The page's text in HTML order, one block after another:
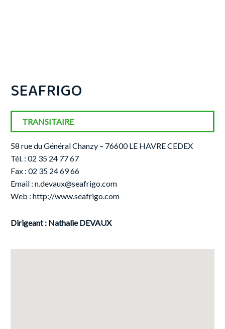
SEAFRIGO
TRANSITAIRE
58 rue du Général Chanzy – 76600 LE HAVRE CEDEX
Tél. : 02 35 24 77 67
Fax : 02 35 24 69 66
Email : n.devaux@seafrigo.com
Web : http://www.seafrigo.com
Dirigeant : Nathalie DEVAUX